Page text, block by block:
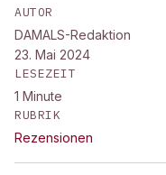
AUTOR
DAMALS-Redaktion
23. Mai 2024
LESEZEIT
1 Minute
RUBRIK
Rezensionen